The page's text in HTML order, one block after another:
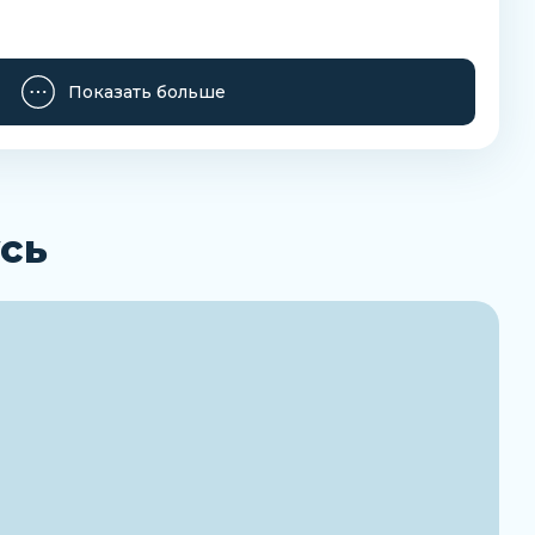
Показать больше